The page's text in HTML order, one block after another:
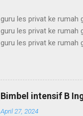
guru les privat ke rumah
guru les privat ke rumah
guru les privat ke rumah
guru les privat ke
guru les privat ke rumah
guru les privat ke rumah
guru les privat ke
Bimbel intensif B
April 27, 2024